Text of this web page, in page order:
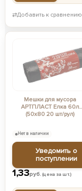
⇄Добавить к сравнению
Мешки для мусора
АРТПЛАСТ Елка 60л
(50х80 20 шт/рул)
1,33руб.(цена за шт.)
Нет в наличии
Уведомить о
поступлении